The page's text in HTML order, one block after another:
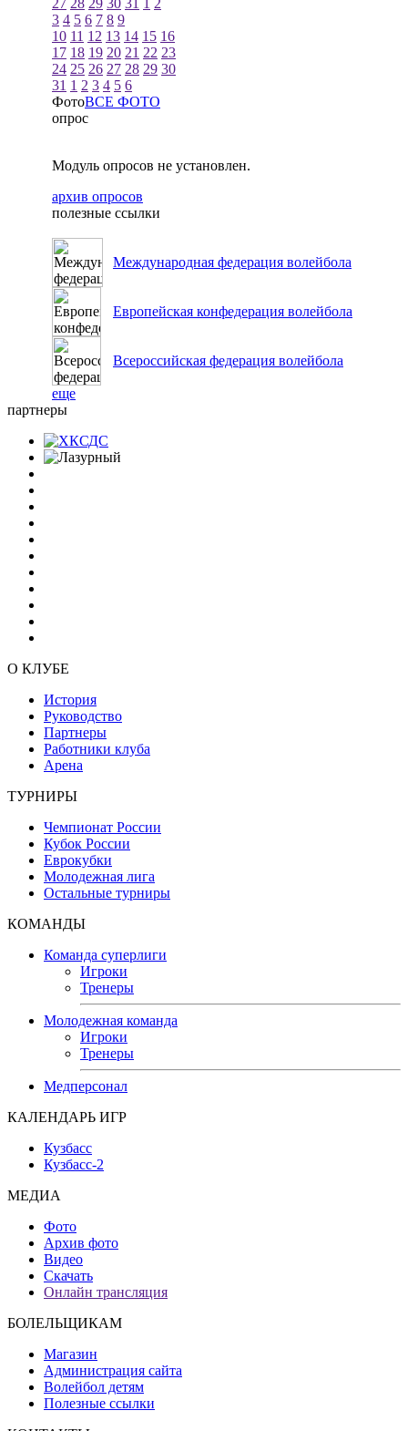
27 28 29 30 31 1 2
3 4 5 6 7 8 9
10 11 12 13 14 15 16
17 18 19 20 21 22 23
24 25 26 27 28 29 30
31 1 2 3 4 5 6
ФотоВСЕ ФОТО
опрос
Модуль опросов не установлен.
архив опросов
полезные ссылки
Международная федерация волейбола
Европейская конфедерация волейбола
Всероссийская федерация волейбола
еще
партнеры
О КЛУБЕ
История
Руководство
Партнеры
Работники клуба
Арена
ТУРНИРЫ
Чемпионат России
Кубок России
Еврокубки
Молодежная лига
Остальные турниры
КОМАНДЫ
Команда суперлиги
Игроки
Тренеры
Молодежная команда
Игроки
Тренеры
Медперсонал
КАЛЕНДАРЬ ИГР
Кузбасс
Кузбасс-2
МЕДИА
Фото
Архив фото
Видео
Скачать
Онлайн трансляция
БОЛЕЛЬЩИКАМ
Магазин
Администрация сайта
Волейбол детям
Полезные ссылки